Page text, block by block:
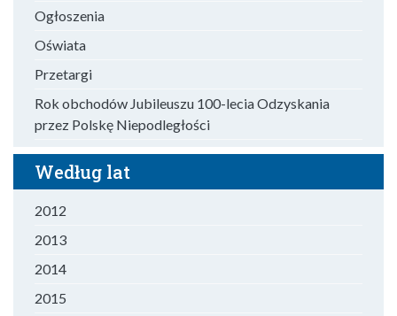
Ogłoszenia
Oświata
Przetargi
Rok obchodów Jubileuszu 100-lecia Odzyskania
przez Polskę Niepodległości
Według lat
2012
2013
2014
2015